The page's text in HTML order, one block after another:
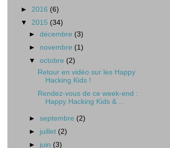
► 2016 (6)
▼ 2015 (34)
►décembre (3)
► novembre (1)
▼octobre (2)
Retour en vidéo sur les Happy
Hacking Kids !
Rendez-vous de ce week-end :
Happy Hacking Kids & ...
►septembre (2)
► juillet (2)
► juin (3)